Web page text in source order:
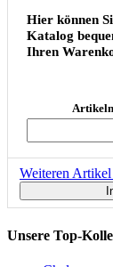
Hier können
Katalog
Ihren
Weiteren
Unsere Top-